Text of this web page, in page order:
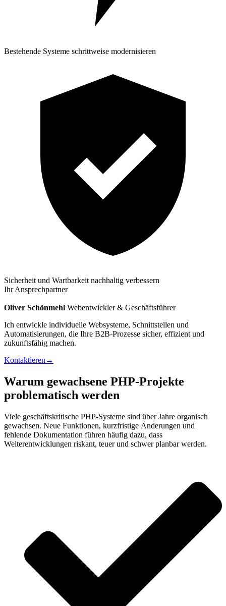
Bestehende Systeme schrittweise modernisieren
Sicherheit und Wartbarkeit nachhaltig verbessern
Ihr Ansprechpartner
Oliver Schönmehl Webentwickler & Geschäftsführer
Ich entwickle individuelle Websysteme, Schnittstellen und
Automatisierungen, die Ihre B2B-Prozesse sicher, effizient und
zukunftsfähig machen.
Kontaktieren→
Warum gewachsene PHP-Projekte
problematisch werden
Viele geschäftskritische PHP-Systeme sind über Jahre organisch
gewachsen. Neue Funktionen, kurzfristige Änderungen und
fehlende Dokumentation führen häufig dazu, dass
Weiterentwicklungen riskant, teuer und schwer planbar werden.